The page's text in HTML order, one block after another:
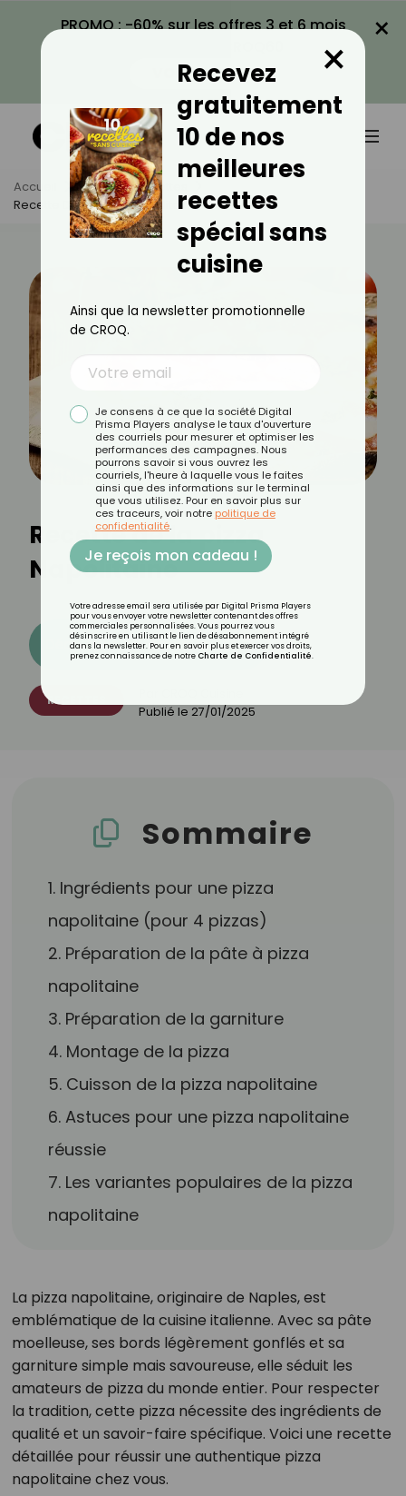
PROMO : -60% sur les offres 3 et 6 mois
VOIR LA PROMO
×
Accueil Actus
Recettes
Recette De La Pizza Napolitaine
Recette de la pizza
Napolitaine
Découvrez les 11 menus CROQ
RECETTES
Publié le 27/01/2025
Sommaire
1. Ingrédients pour une pizza
napolitaine (pour 4 pizzas)
2. Préparation de la pâte à pizza
napolitaine
3. Préparation de la garniture
4. Montage de la pizza
5. Cuisson de la pizza napolitaine
6. Astuces pour une pizza napolitaine
réussie
7. Les variantes populaires de la pizza
napolitaine
La pizza napolitaine, originaire de Naples, est
emblématique de la cuisine italienne. Avec sa pâte
moelleuse, ses bords légèrement gonflés et sa
garniture simple mais savoureuse, elle séduit les
amateurs de pizza du monde entier. Pour respecter
la tradition, cette pizza nécessite des ingrédients de
qualité et un savoir-faire spécifique. Voici une recette
détaillée pour réussir une authentique pizza
napolitaine chez vous.
Recevez
gratuitement
10 de nos
meilleures
recettes
spécial sans
cuisine
×
Ainsi que la newsletter promotionnelle
de CROQ.
Je consens à ce que la société Digital
Prisma Players analyse le taux d'ouverture
des courriels pour mesurer et optimiser les
performances des campagnes. Nous
pourrons savoir si vous ouvrez les
courriels, l'heure à laquelle vous le faites
ainsi que des informations sur le terminal
que vous utilisez. Pour en savoir plus sur
ces traceurs, voir notre politique de
confidentialité.
Je reçois mon cadeau !
Votre adresse email sera utilisée par Digital Prisma Players
pour vous envoyer votre newsletter contenant des offres
commerciales personnalisées. Vous pourrez vous
désinscrire en utilisant le lien de désabonnement intégré
dans la newsletter. Pour en savoir plus et exercer vos droits,
prenez connaissance de notre Charte de Confidentialité.